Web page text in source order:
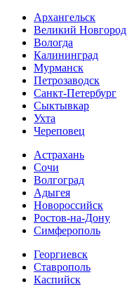
Архангельск
Великий Новгород
Вологда
Калининград
Мурманск
Петрозаводск
Санкт-Петербург
Сыктывкар
Ухта
Череповец
Астрахань
Сочи
Волгоград
Адыгея
Новороссийск
Ростов-на-Дону
Симферополь
Георгиевск
Ставрополь
Каспийск